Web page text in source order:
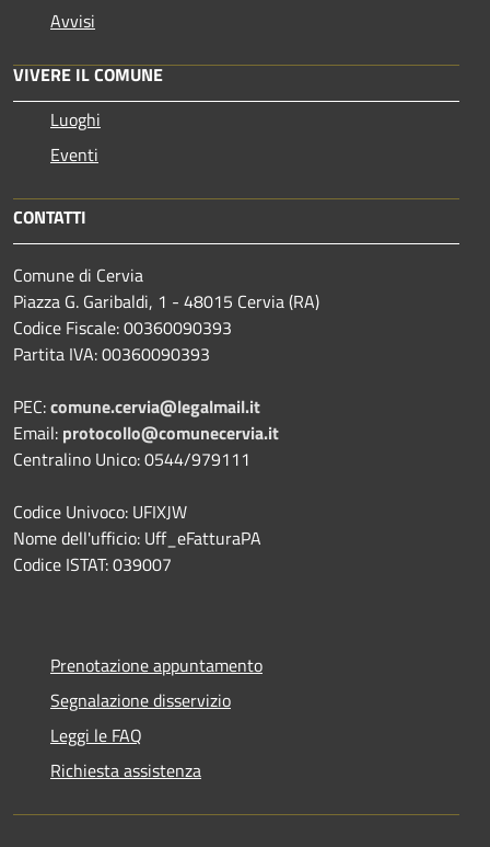
Avvisi
VIVERE IL COMUNE
Luoghi
Eventi
CONTATTI
Comune di Cervia
Piazza G. Garibaldi, 1 - 48015 Cervia (RA)
Codice Fiscale: 00360090393
Partita IVA: 00360090393
PEC:comune.cervia@legalmail.it
Email: protocollo@comunecervia.it
Centralino Unico: 0544/979111
Codice Univoco: UFIXJW
Nome dell'ufficio: Uff_eFatturaPA
Codice ISTAT: 039007
Prenotazione appuntamento
Segnalazione disservizio
Leggi le FAQ
Richiesta assistenza